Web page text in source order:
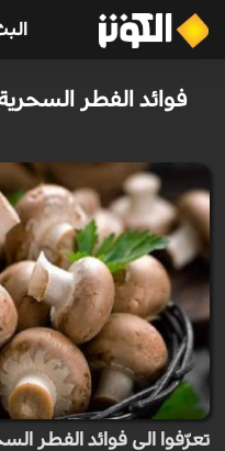
فوائد الفطر السحرية
تعرّفوا الى فوائد الفطر